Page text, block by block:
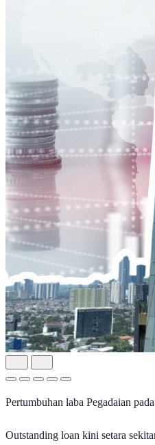
Pertumbuhan laba Pegadaian
Outstanding loan kini setara